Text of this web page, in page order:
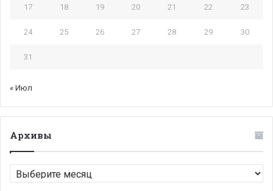
17 18 19 20 21 22 23
24 25 26 27 28 29 30
31
« Июл
Архивы
Архивы